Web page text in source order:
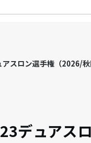
スロン選手権（2026/秋
デュアス